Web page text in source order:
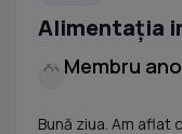
Alimentația
Membru
Bună ziua. Am aflat